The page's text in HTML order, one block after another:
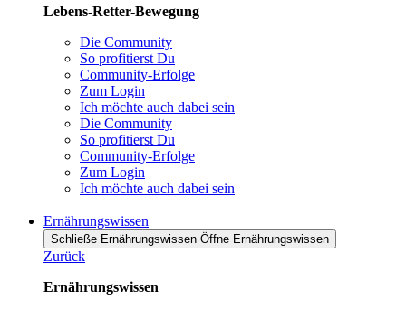
Lebens-Retter-Bewegung
Die Community
So profitierst Du
Community-Erfolge
Zum Login
Ich möchte auch dabei sein
Die Community
So profitierst Du
Community-Erfolge
Zum Login
Ich möchte auch dabei sein
Ernährungswissen
Schließe Ernährungswissen Öffne Ernährungswissen
Zurück
Ernährungswissen